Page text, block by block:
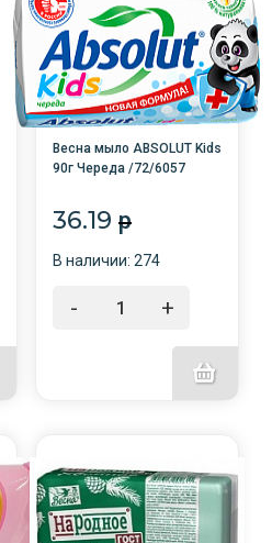
Весна мыло ABSOLUT Kids
90г Череда /72/6057
36.19 p
В наличии: 274
- +